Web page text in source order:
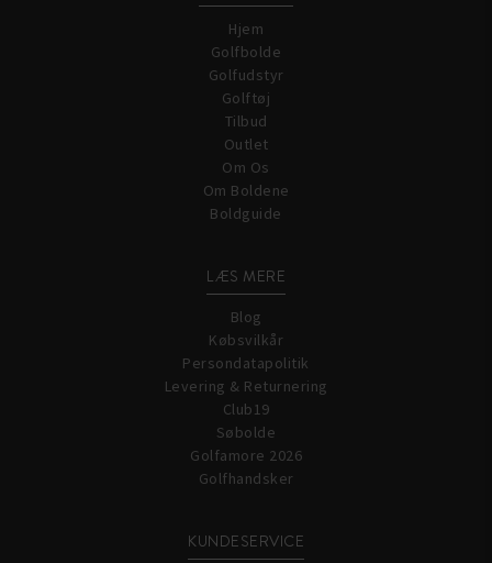
Hjem
Golfbolde
Golfudstyr
Golftøj
Tilbud
Outlet
Om Os
Om Boldene
Boldguide
LÆS MERE
Blog
Købsvilkår
Persondatapolitik
Levering & Returnering
Club19
Søbolde
Golfamore 2026
Golfhandsker
KUNDESERVICE